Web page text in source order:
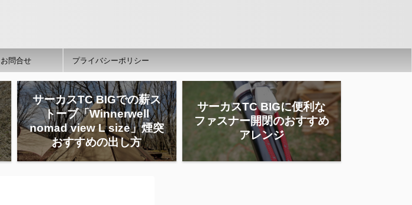
お問合せ プライバシーポリシー
サーカスTC BIGでの薪ス
トーブ「Winnerwell
nomad view L size」煙突
おすすめの出し方
サーカスTC BIGに便利な
ファスナー開閉のおすすめ
アレンジ